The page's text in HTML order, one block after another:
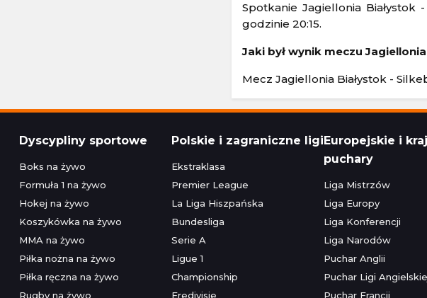
Spotkanie Jagiellonia Białystok
godzinie 20:15.
Jaki był wynik meczu
Mecz Jagiellonia Białystok -
Dyscypliny sportowe
Boks na żywo
Formuła 1 na żywo
Hokej na żywo
Koszykówka na żywo
MMA na żywo
Piłka nożna na żywo
Piłka ręczna na żywo
Rugby na żywo
Polskie i zagraniczne ligi
Ekstraklasa
Premier League
La Liga Hiszpańska
Bundesliga
Serie A
Ligue 1
Championship
Eredivisie
Europejskie i
puchary
Liga Mistrzów
Liga Europy
Liga Konferencji
Liga Narodów
Puchar Anglii
Puchar Ligi
Puchar Francji